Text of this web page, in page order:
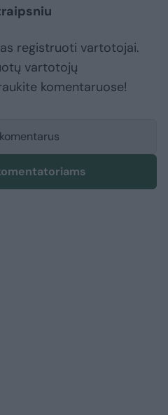
registruoti vartotojai.
vartotojų
komentaruose!